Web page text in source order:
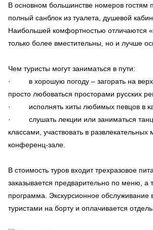
В основном большинстве номеров гостям
полный санблок из туалета, душевой
Наибольшей комфортностью отличаются
только более вместительны, но и лучше
Чем туристы могут заниматься в пути:
· в хорошую погоду – загорать на
просто любоваться просторами русских
· исполнять хиты любимых певцов в
· слушать лекции или заниматься
классами, участвовать в развлекательных
конференц-зале.
В стоимость туров входит трехразовое
заказывается предварительно по меню, а
программа. Экскурсионное обслуживание
туристами на борту и оплачивается